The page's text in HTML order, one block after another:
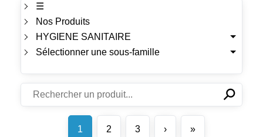
☰
Nos Produits
HYGIENE SANITAIRE
Sélectionner une sous-famille
✕⚲
1 2 3 › »